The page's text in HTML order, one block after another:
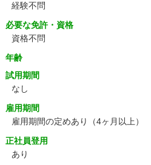
経験不問
必要な免許・資格
資格不問
年齢
試用期間
なし
雇用期間
雇用期間の定めあり（4ヶ月以上）
正社員登用
あり